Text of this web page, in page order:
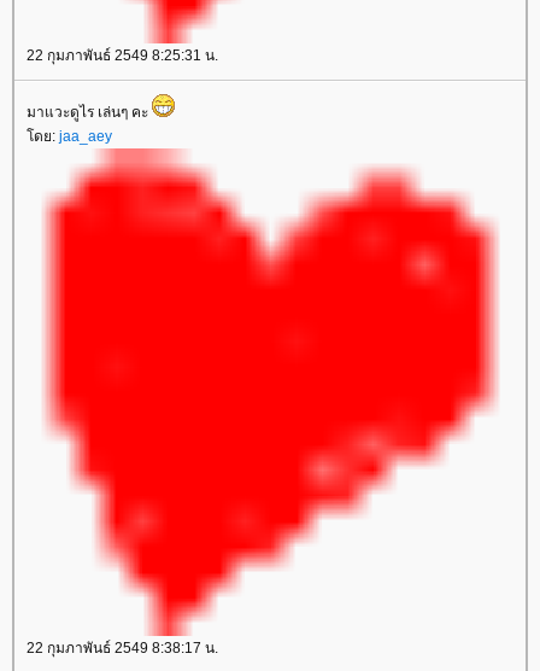
22 กุมภาพันธ์ 2549 8:25:31 น.
มาแวะดูไร เล่นๆ คะ
ดย: jaa_aey
22 กุมภาพันธ์ 2549 8:38:17 น.